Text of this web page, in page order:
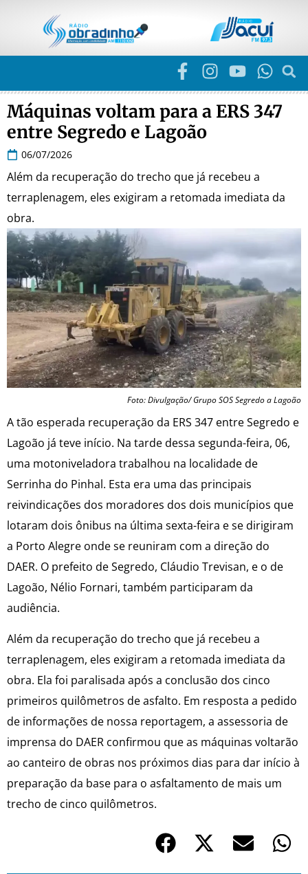
Máquinas voltam para a ERS 347
entre Segredo e Lagoão
06/07/2026
Além da recuperação do trecho que já recebeu a
terraplenagem, eles exigiram a retomada imediata da
obra.
Foto: Divulgação/ Grupo SOS Segredo a Lagoão
A tão esperada recuperação da ERS 347 entre Segredo e
Lagoão já teve início. Na tarde dessa segunda-feira, 06,
uma motoniveladora trabalhou na localidade de
Serrinha do Pinhal. Esta era uma das principais
reivindicações dos moradores dos dois municípios que
lotaram dois ônibus na última sexta-feira e se dirigiram
a Porto Alegre onde se reuniram com a direção do
DAER. O prefeito de Segredo, Cláudio Trevisan, e o de
Lagoão, Nélio Fornari, também participaram da
audiência.
Além da recuperação do trecho que já recebeu a
terraplenagem, eles exigiram a retomada imediata da
obra. Ela foi paralisada após a conclusão dos cinco
primeiros quilômetros de asfalto. Em resposta a pedido
de informações de nossa reportagem, a assessoria de
imprensa do DAER confirmou que as máquinas voltarão
ao canteiro de obras nos próximos dias para dar início à
preparação da base para o asfaltamento de mais um
trecho de cinco quilômetros.